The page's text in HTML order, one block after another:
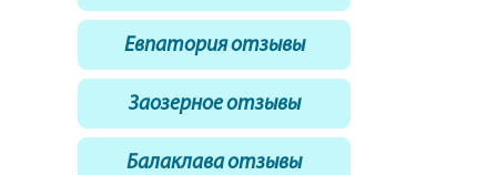
Евпатория отзывы
Заозерное отзывы
Балаклава отзывы